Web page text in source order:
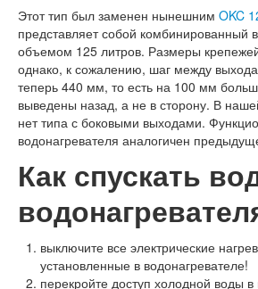
Этот тип был заменен нынешним OKC
представляет собой комбинированный
объемом 125 литров. Размеры
однако, к сожалению, шаг между
теперь 440 мм, то есть на 100 мм
выведены назад, а не в сторону. В
нет типа с боковыми выходами.
водонагревателя аналогичен
Как спускать
выключите все электрические
установленные в водонагревателе!
перекройте доступ холодной воды в